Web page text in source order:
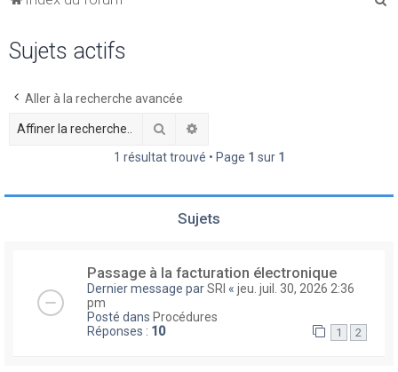
e
Sujets actifs
Aller à la recherche avancée
Rechercher
1 résultat trouvé • Page 1 sur 1
Sujets
Passage à la facturation électronique
Dernier message parSRI « jeu. juil. 30, 2026 2:36
pm
Posté dans Procédures
Réponses : 10 1 2